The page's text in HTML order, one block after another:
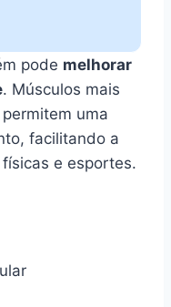
pode melhorar
. Músculos mais
uma
facilitando a
e esportes.